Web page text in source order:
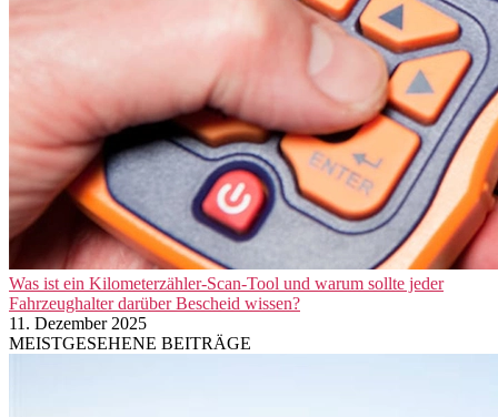
Was ist ein Kilometerzähler-Scan-Tool und warum sollte jeder
Fahrzeughalter darüber Bescheid wissen?
11. Dezember 2025
MEISTGESEHENE BEITRÄGE